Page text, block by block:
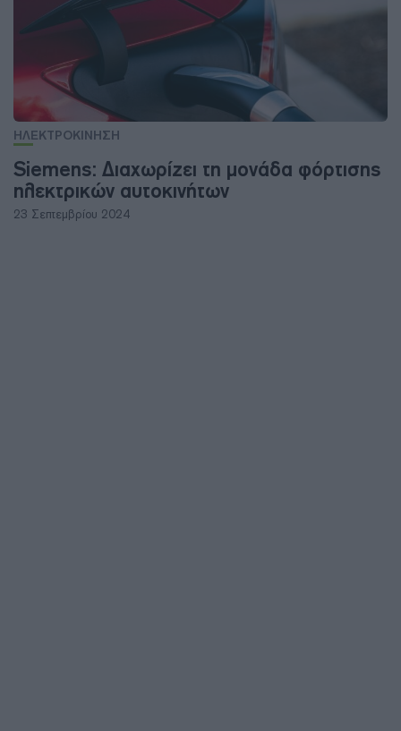
ΗΛΕΚΤΡΟΚΙΝΗΣΗ
Siemens: Διαχωρίζει τη μονάδα φόρτισης
ηλεκτρικών αυτοκινήτων
23 Σεπτεμβρίου 2024